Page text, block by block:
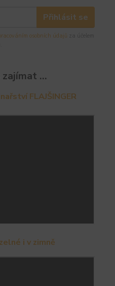
Přihlásit se
osobních údajů
...
FLAJŠINGER
i v zimně